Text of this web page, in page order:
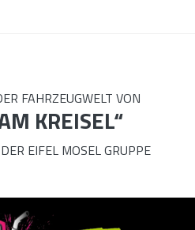
FAHRZEUGWELT VON
KREISEL“
EIFEL MOSEL GRUPPE